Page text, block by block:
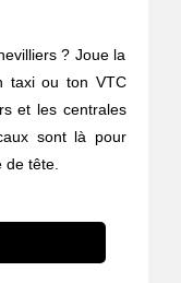
? Joue la
taxi ou ton VTC
et les centrales
sont là pour
de tête.